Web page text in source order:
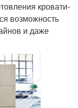
кровати-
возможность
и даже